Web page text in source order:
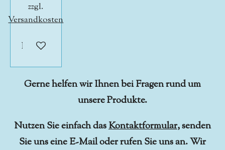
zzgl.
Versandkosten
In den Warenkorb
Gerne helfen wir Ihnen bei Fragen rund um
unsere Produkte.
Nutzen Sie einfach dasKontaktformular, senden
Sie uns eine E-Mail oder rufen Sie uns an. Wir